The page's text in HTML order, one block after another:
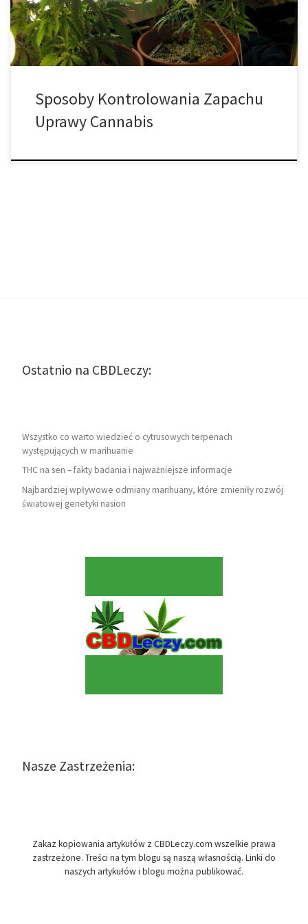
plonów? W dzisiejszym artykule zebraliśmy kilka przydatnych
metod. Następnie wszystko, co musisz […]
Sposoby Kontrolowania Zapachu
Uprawy Cannabis
Ostatnio na CBDLeczy:
Wszystko co warto wiedzieć o cytrusowych terpenach
występujących w marihuanie
THC na sen – fakty badania i najważniejsze informacje
Najbardziej wpływowe odmiany marihuany, które zmieniły rozwój
światowej genetyki nasion
Nasze Zastrzeżenia:
Zakaz kopiowania artykułów z CBDLeczy.com wszelkie prawa
zastrzeżone. Treści na tym blogu są naszą własnością. Linki do
naszych artykułów i blogu można publikować.